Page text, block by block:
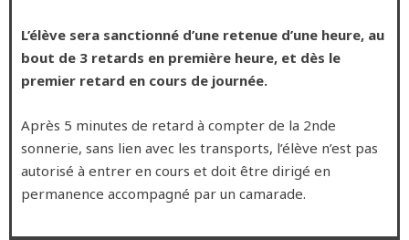
L’élève sera sanctionné d’une retenue d’une heure, au
bout de 3 retards en première heure, et dès le
premier retard en cours de journée.
Après 5 minutes de retard à compter de la 2nde
sonnerie, sans lien avec les transports, l’élève n’est pas
autorisé à entrer en cours et doit être dirigé en
permanence accompagné par un camarade.